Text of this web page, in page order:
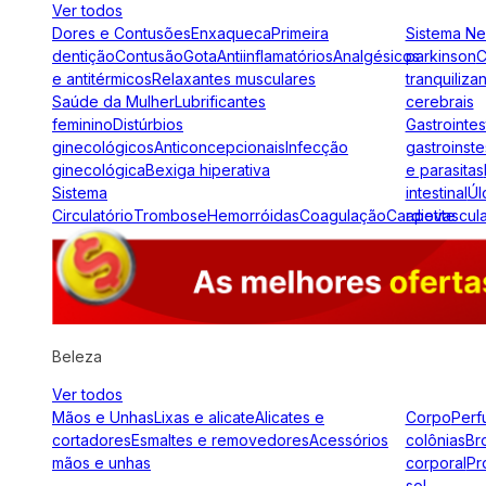
Ver todos
Dores e ContusõesEnxaquecaPrimeira
dentiçãoContusãoGotaAntiinflamatóriosAnalgésicos
e antitérmicosRelaxantes musculares
Saúde da MulherLubrificantes
femininoDistúrbios
ginecológicosAnticoncepcionaisInfecção
ginecológicaBexiga hiperativa
Sistema
CirculatórioTromboseHemorróidasCoagulação
Sistema
parkinson
cerebrais
e parasitas
intestinal
apetite
Beleza
Ver todos
Mãos e UnhasLixas e alicateAlicates e
cortadoresEsmaltes e removedoresAcessórios
mãos e unhas
Corpo
colônias
corporal